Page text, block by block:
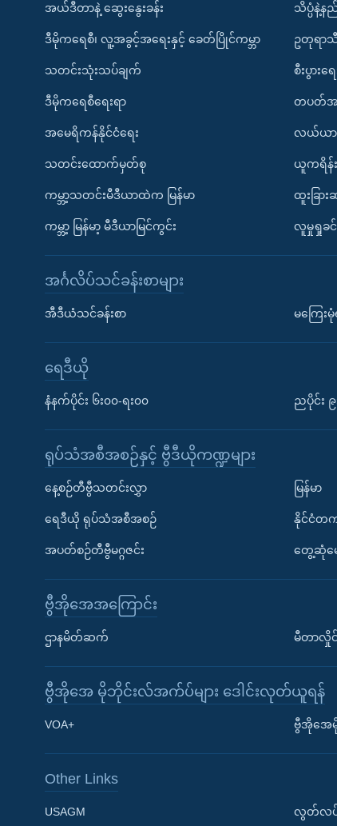
Learning English
အယ်ဒီတာနဲ့ ဆွေးနွေးခန်း
ဒီမိုကရေစီ၊ လူ့အခွင့်အရေးနှင့် ခေတ်ပြိုင်ကမ္ဘာ
သတင်းသုံးသပ်ချက်
ဒီမိုကရေစီရေးရာ
အမေရိကန်နိုင်ငံရေး
သတင်းထောက်မှတ်စု
ကမ္ဘာ့သတင်းမီဒီယာထဲက မြန်မာ
ကမ္ဘာ့ မြန်မာ့ မီဒီယာမြင်ကွင်း
သိပ္ပံနဲ့န
ဥတုရာသီ
စီးပွားရေ
တပတ်အ
လယ်ယာစီ
ယူကရိန်း
ထူးခြား
လူမှုရှုခင်
အင်္ဂလိပ်သင်ခန်းစာများ
အီဒီယံသင်ခန်းစာ မကြေး
ရေဒီယို
နံနက်ပိုင်း ၆း၀၀-ရး၀၀ ညပိုင်း ၉
ရုပ်သံအစီအစဉ်နှင့် ဗွီဒီယိုကဏ္ဍများ
နေ့စဉ်တီဗွီသတင်းလွှာ
ရေဒီယို ရုပ်သံအစီအစဉ်
အပတ်စဉ်တီဗွီမဂ္ဂဇင်း
မြန်မာ
နိုင်ငံတ
တွေ့ဆုံမေ
ဗွီအိုအေအကြောင်း
ဌာနမိတ်ဆက် မီတာလှိုင်း
ဗွီအိုအေ မိုဘိုင်းလ်အက်ပ်များ ဒေါင်းလုတ်ယူရန်
VOA+ ဗွီအိုအေ
Other Links
USAGM လွတ်လပ်